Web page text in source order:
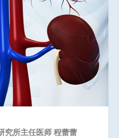
究所主任医师 程蕾蕾